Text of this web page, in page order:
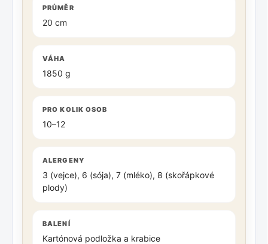
PRŮMĚR
20 cm
VÁHA
1850 g
PRO KOLIK OSOB
10–12
ALERGENY
3 (vejce), 6 (sója), 7 (mléko), 8 (skořápkové
plody)
BALENÍ
Kartónová podložka a krabice